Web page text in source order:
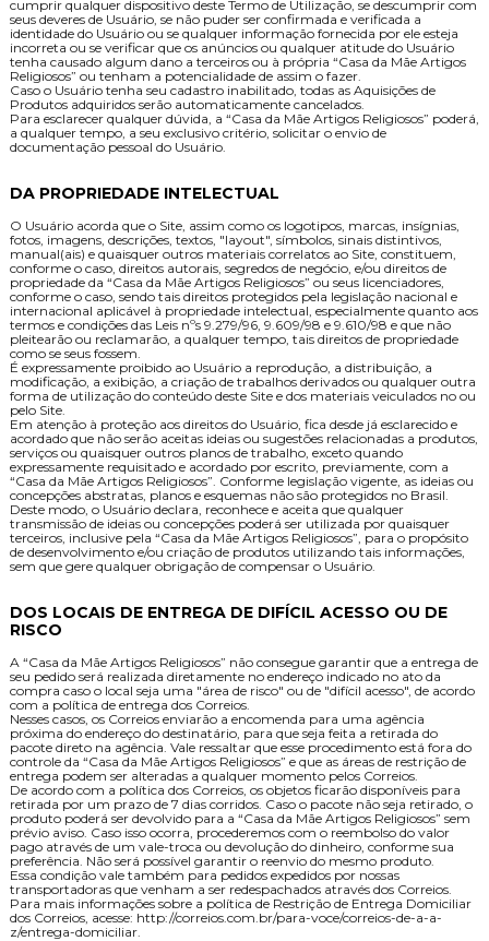
cumprir qualquer dispositivo deste Termo de Utilização, se descumprir com
seus deveres de Usuário, se não puder ser confirmada e verificada a
identidade do Usuário ou se qualquer informação fornecida por ele esteja
incorreta ou se verificar que os anúncios ou qualquer atitude do Usuário
tenha causado algum dano a terceiros ou à própria “Casa da Mãe Artigos
Religiosos” ou tenham a potencialidade de assim o fazer.
Caso o Usuário tenha seu cadastro inabilitado, todas as Aquisições de
Produtos adquiridos serão automaticamente cancelados.
Para esclarecer qualquer dúvida, a “Casa da Mãe Artigos Religiosos” poderá,
a qualquer tempo, a seu exclusivo critério, solicitar o envio de
documentação pessoal do Usuário.
DA PROPRIEDADE INTELECTUAL
O Usuário acorda que o Site, assim como os logotipos, marcas, insígnias,
fotos, imagens, descrições, textos, "layout", símbolos, sinais distintivos,
manual(ais) e quaisquer outros materiais correlatos ao Site, constituem,
conforme o caso, direitos autorais, segredos de negócio, e/ou direitos de
propriedade da “Casa da Mãe Artigos Religiosos” ou seus licenciadores,
conforme o caso, sendo tais direitos protegidos pela legislação nacional e
internacional aplicável à propriedade intelectual, especialmente quanto aos
termos e condições das Leis nºs 9.279/96, 9.609/98 e 9.610/98 e que não
pleitearão ou reclamarão, a qualquer tempo, tais direitos de propriedade
como se seus fossem.
É expressamente proibido ao Usuário a reprodução, a distribuição, a
modificação, a exibição, a criação de trabalhos derivados ou qualquer outra
forma de utilização do conteúdo deste Site e dos materiais veiculados no ou
pelo Site.
Em atenção à proteção aos direitos do Usuário, fica desde já esclarecido e
acordado que não serão aceitas ideias ou sugestões relacionadas a produtos,
serviços ou quaisquer outros planos de trabalho, exceto quando
expressamente requisitado e acordado por escrito, previamente, com a
“Casa da Mãe Artigos Religiosos”. Conforme legislação vigente, as ideias ou
concepções abstratas, planos e esquemas não são protegidos no Brasil.
Deste modo, o Usuário declara, reconhece e aceita que qualquer
transmissão de ideias ou concepções poderá ser utilizada por quaisquer
terceiros, inclusive pela “Casa da Mãe Artigos Religiosos”, para o propósito
de desenvolvimento e/ou criação de produtos utilizando tais informações,
sem que gere qualquer obrigação de compensar o Usuário.
DOS LOCAIS DE ENTREGA DE DIFÍCIL ACESSO OU DE
RISCO
A “Casa da Mãe Artigos Religiosos” não consegue garantir que a entrega de
seu pedido será realizada diretamente no endereço indicado no ato da
compra caso o local seja uma "área de risco" ou de "difícil acesso", de acordo
com a política de entrega dos Correios.
Nesses casos, os Correios enviarão a encomenda para uma agência
próxima do endereço do destinatário, para que seja feita a retirada do
pacote direto na agência. Vale ressaltar que esse procedimento está fora do
controle da “Casa da Mãe Artigos Religiosos” e que as áreas de restrição de
entrega podem ser alteradas a qualquer momento pelos Correios.
De acordo com a política dos Correios, os objetos ficarão disponíveis para
retirada por um prazo de 7 dias corridos. Caso o pacote não seja retirado, o
produto poderá ser devolvido para a “Casa da Mãe Artigos Religiosos” sem
prévio aviso. Caso isso ocorra, procederemos com o reembolso do valor
pago através de um vale-troca ou devolução do dinheiro, conforme sua
preferência. Não será possível garantir o reenvio do mesmo produto.
Essa condição vale também para pedidos expedidos por nossas
transportadoras que venham a ser redespachados através dos Correios.
Para mais informações sobre a política de Restrição de Entrega Domiciliar
dos Correios, acesse: http://correios.com.br/para-voce/correios-de-a-a-
z/entrega-domiciliar.